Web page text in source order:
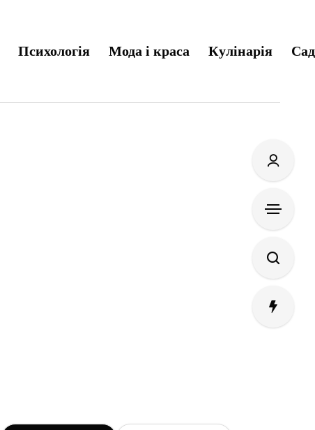
Психологія Мода і краса Кулінарія